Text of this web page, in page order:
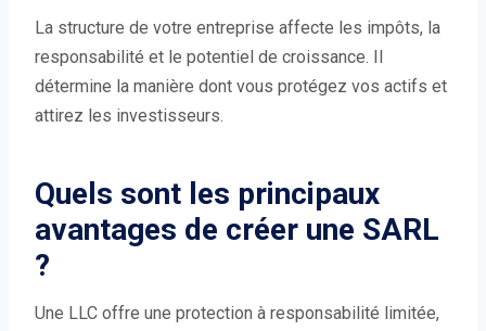
La structure de votre entreprise affecte les impôts, la
responsabilité et le potentiel de croissance. Il
détermine la manière dont vous protégez vos actifs et
attirez les investisseurs.
Quels sont les principaux
avantages de créer une SARL
?
Une LLC offre une protection à responsabilité limitée,